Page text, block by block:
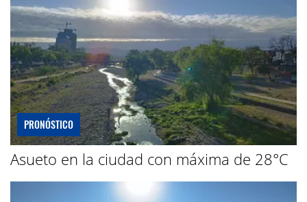
PRONÓSTICO
Asueto en la ciudad con máxima de 28°C